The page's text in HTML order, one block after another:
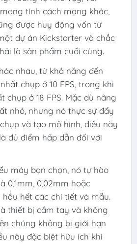
tính cách mạng khác,
được huy động vốn từ
dự án Kickstarter và chắc
là sản phẩm cuối cùng.
nhau, từ khả năng đến
chụp ở 10 FPS, trong khi
chụp ở 18 FPS. Mặc dù nâng
nhỏ, nhưng nó thực sự đẩy
và tạo mô hình, điều này
đủ điểm hấp dẫn đối với
máy bạn chọn, nó tự hào
0,1mm, 0,02mm hoặc
hầu hết các chi tiết và mẫu.
thiết bị cầm tay và không
chúng không bị giới hạn
này đặc biệt hữu ích khi